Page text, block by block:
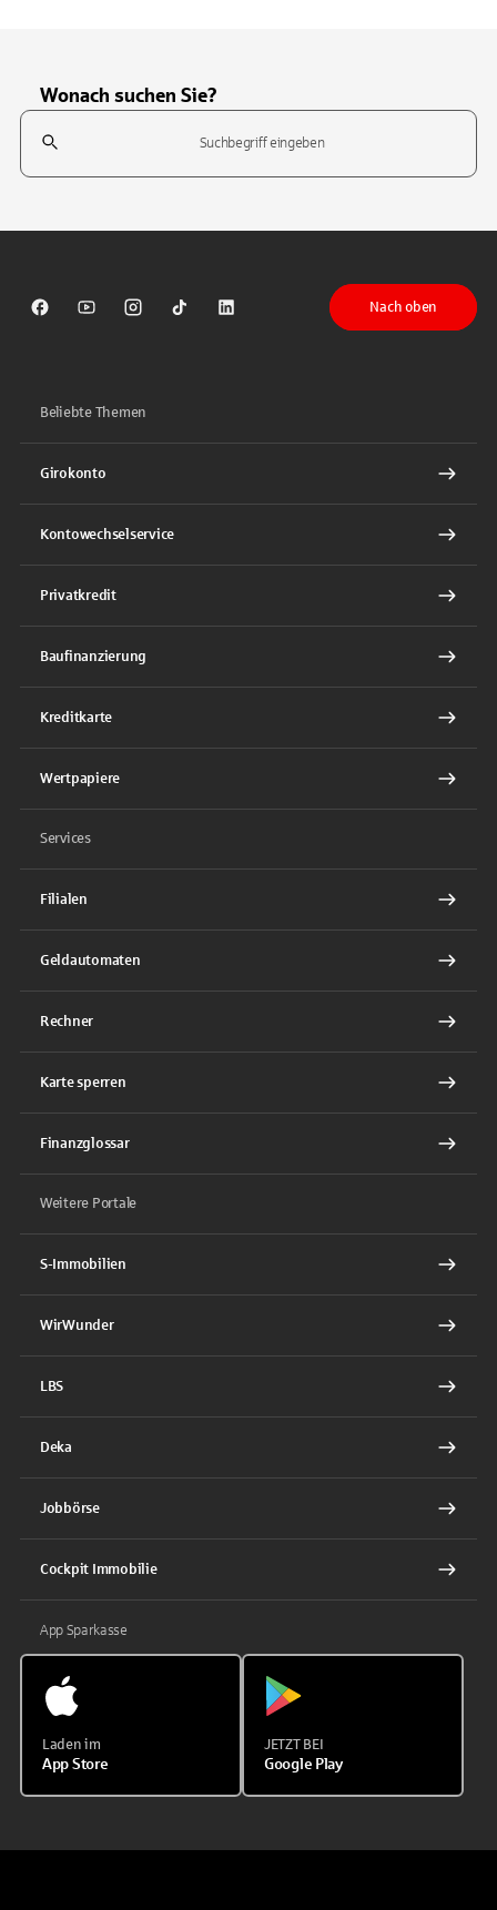
Wonach suchen Sie?
Suchfeld
Sparkasse auf Facebook
Sparkasse auf Youtube
Sparkasse auf Instagram
Sparkasse auf TikTok
Sparkasse auf LinkedIn
Nach oben
Beliebte Themen
Girokonto
Kontowechselservice
Privatkredit
Baufinanzierung
Kreditkarte
Wertpapiere
Services
Filialen
Geldautomaten
Rechner
Karte sperren
Finanzglossar
Weitere Portale
S-Immobilien
WirWunder
LBS
Deka
Jobbörse
Cockpit Immobilie
App Sparkasse
Laden im
App Store
JETZT BEI
Google Play